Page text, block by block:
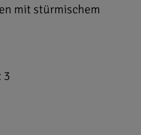
mit stürmischem
3